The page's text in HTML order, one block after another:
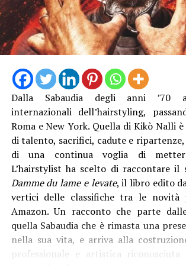
“La struttura messa in funzione questa
13 metri e alta 3 metri, con travi in
trattamenti protettivi per garantire la
in ambienti marini”, è stato spiegato.
generale Natalino Corbo e il presidente
Bonifica Lino Conti, erano presenti
all’Agricoltura Giancarlo Righini, il
Anbi Lazio Andrea Renna, il
commissione regionale attività
Sambucci e il sindaco di Terracina
Dalla Sabaudia degli anni ’70
internazionali dell’hairstyling,
Roma e New York. Quella di Kikò Nalli
di talento, sacrifici, cadute e
di una continua voglia di
L’hairstylist ha scelto di raccontare il
Damme du lame e levate, il libro edito
vertici delle classifiche tra le novità
Amazon. Un racconto che parte
quella Sabaudia che è rimasta una
nella sua vita, e arriva alla
professionale e artistica riconosciuta